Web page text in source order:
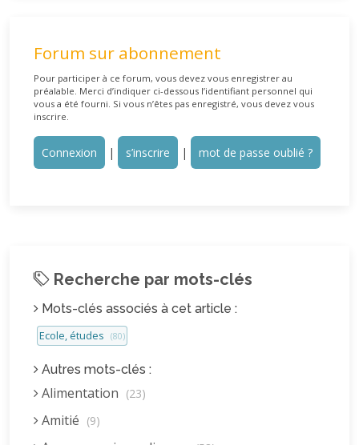
Forum sur abonnement
Pour participer à ce forum, vous devez vous enregistrer au
préalable. Merci d’indiquer ci-dessous l’identifiant personnel qui
vous a été fourni. Si vous n’êtes pas enregistré, vous devez vous
inscrire.
Connexion | s’inscrire | mot de passe oublié ?
Recherche par mots-clés
Mots-clés associés à cet article :
Ecole, études (80)
Autres mots-clés :
Alimentation (23)
Amitié (9)